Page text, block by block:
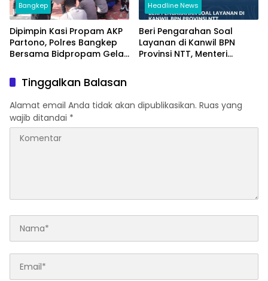
Bangkep
Dipimpin Kasi Propam AKP
Partono, Polres Bangkep
Bersama Bidpropam Gelar
Headline News
Beri Pengarahan Soal
Layanan di Kanwil BPN
Provinsi NTT, Menteri
Tinggalkan Balasan
Alamat email Anda tidak akan dipublikasikan. Ruas yang
wajib ditandai *